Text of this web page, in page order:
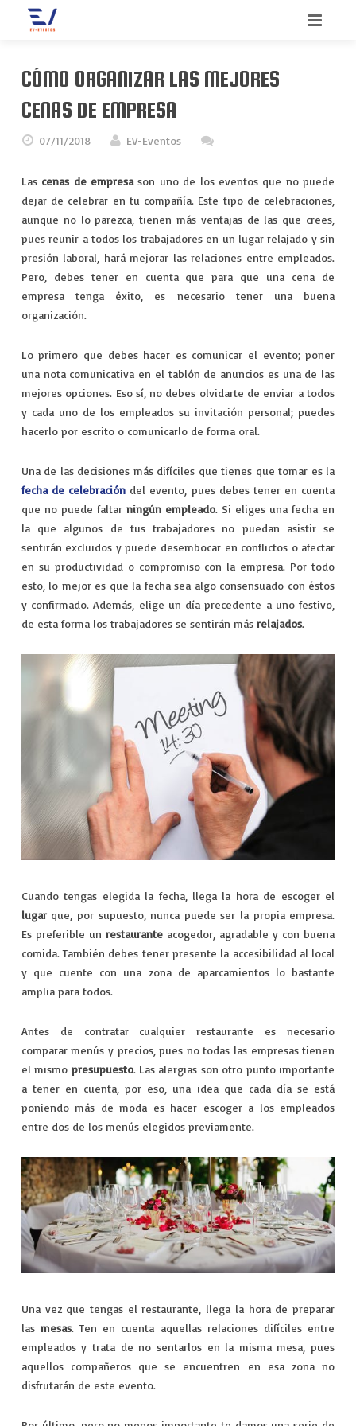
SERVICIOS
CONVENCIONES
INCENTIVOS
MEETINGS
MERCHANDISING
VIAJES
EXPERIENCIAS
CONTACTO
BLOG
CÓMO ORGANIZAR LAS MEJORES
CENAS DE EMPRESA
07/11/2018 EV-Eventos
Las cenas de empresason uno de los eventos que no puede
dejar de celebrar en tu compañía. Este tipo de celebraciones,
aunque no lo parezca, tienen más ventajas de las que crees,
pues reunir a todos los trabajadores en un lugar relajado y sin
presión laboral, hará mejorar las relaciones entre empleados.
Pero, debes tener en cuenta que para que una cena de
empresa tenga éxito, es necesario tener una buena
organización.
Lo primero que debes hacer es comunicar el evento; poner
una nota comunicativa en el tablón de anuncios es una de las
mejores opciones. Eso sí, no debes olvidarte de enviar a todos
y cada uno de los empleados su invitación personal; puedes
hacerlo por escrito o comunicarlo de forma oral.
Una de las decisiones más difíciles que tienes que tomar es la
fecha de celebración del evento, pues debes tener en cuenta
que no puede faltar ningún empleado. Si eliges una fecha en
la que algunos de tus trabajadores no puedan asistir se
sentirán excluidos y puede desembocar en conflictos o afectar
en su productividad o compromiso con la empresa. Por todo
esto, lo mejor es que la fecha sea algo consensuado con éstos
y confirmado. Además, elige un día precedente a uno festivo,
de esta forma los trabajadores se sentirán más relajados.
Cuando tengas elegida la fecha, llega la hora de escoger el
lugarque, por supuesto, nunca puede ser la propia empresa.
Es preferible un restauranteacogedor, agradable y con buena
comida. También debes tener presente la accesibilidad al local
y que cuente con una zona de aparcamientos lo bastante
amplia para todos.
Antes de contratar cualquier restaurante es necesario
comparar menús y precios, pues no todas las empresas tienen
el mismo presupuesto. Las alergias son otro punto importante
a tener en cuenta, por eso, una idea que cada día se está
poniendo más de moda es hacer escoger a los empleados
entre dos de los menús elegidos previamente.
Una vez que tengas el restaurante, llega la hora de preparar
lasmesas. Ten en cuenta aquellas relaciones difíciles entre
empleados y trata de no sentarlos en la misma mesa, pues
aquellos compañeros que se encuentren en esa zona no
disfrutarán de este evento.